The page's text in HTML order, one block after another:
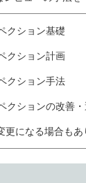
クション基礎
クション計画
クション手法
クションの改善・
になる場合もあ